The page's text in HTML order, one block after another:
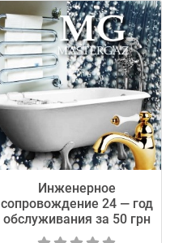
Инженерное
сопровождение 24 — год
обслуживания за 50 грн